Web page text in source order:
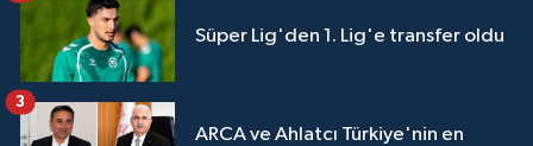
Süper Lig'den 1. Lig'e transfer oldu
ARCA ve Ahlatcı Türkiye'nin en
3